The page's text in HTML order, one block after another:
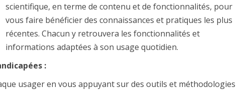
scientifique, en terme de contenu et de fonctionnalités, pour
vous faire bénéficier des connaissances et pratiques les plus
récentes. Chacun y retrouvera les fonctionnalités et
informations adaptées à son usage quotidien.
:
usager en vous appuyant sur des outils et méthodologies